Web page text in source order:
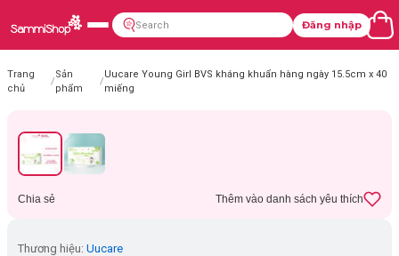
Đăng nhập
Trang
chủ
/
Sản
phẩm
/
Uucare Young Girl BVS kháng khuẩn hàng ngày 15.5cm x 40
miếng
Chia sẻ Thêm vào danh sách yêu thích
Thương hiệu: Uucare